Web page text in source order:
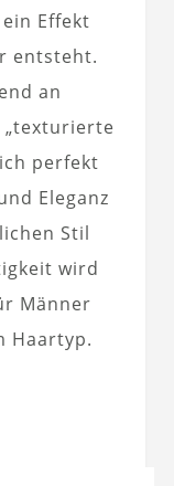
Effekt
entsteht.
an
„texturierte
perfekt
Eleganz
Stil
wird
Männer
Haartyp.